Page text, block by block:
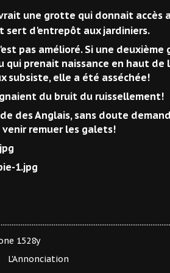
une grotte qui donnait accès
sert d'entrepôt aux jardiniers.
pas amélioré. Si une deuxième
qui prenait naissance en haut de
subsiste, elle a été asséchée!
du bruit du ruissellement!
des Anglais, sans doute
remuer les galets!